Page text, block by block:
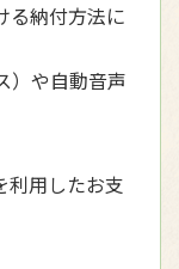
る納付方法に
）や自動音声
利用したお支